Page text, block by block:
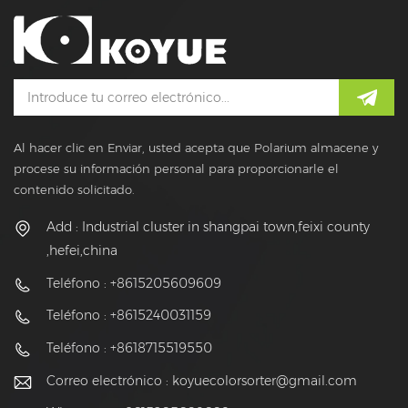
Al hacer clic en Enviar, usted acepta que Polarium almacene y
procese su información personal para proporcionarle el
contenido solicitado.
Add : Industrial cluster in shangpai town,feixi county
,hefei,china
Teléfono : +8615205609609
Teléfono : +8615240031159
Teléfono : +8618715519550
Correo electrónico : koyuecolorsorter@gmail.com